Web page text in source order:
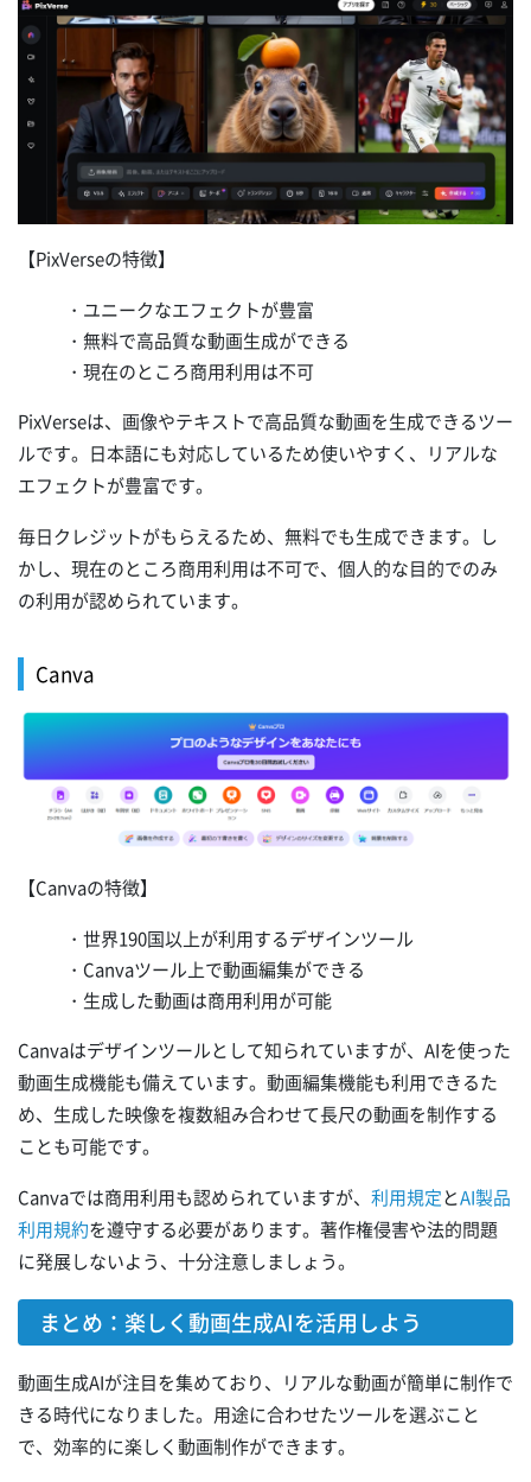
【PixVerseの特徴】
・ユニークなエフェクトが豊富
・無料で高品質な動画生成ができる
・現在のところ商用利用は不可
PixVerseは、画像やテキストで高品質な動画を生成できるツー
ルです。日本語にも対応しているため使いやすく、リアルな
エフェクトが豊富です。
毎日クレジットがもらえるため、無料でも生成できます。し
かし、現在のところ商用利用は不可で、個人的な目的でのみ
の利用が認められています。
Canva
【Canvaの特徴】
・世界190国以上が利用するデザインツール
・Canvaツール上で動画編集ができる
・生成した動画は商用利用が可能
Canvaはデザインツールとして知られていますが、AIを使った
動画生成機能も備えています。動画編集機能も利用できるた
め、生成した映像を複数組み合わせて長尺の動画を制作する
ことも可能です。
Canvaでは商用利用も認められていますが、 利用規定とAI製品
利用規約を遵守する必要があります。著作権侵害や法的問題
に発展しないよう、十分注意しましょう。
まとめ：楽しく動画生成AIを活用しよう
動画生成AIが注目を集めており、リアルな動画が簡単に制作で
きる時代になりました。用途に合わせたツールを選ぶこと
で、効率的に楽しく動画制作ができます。